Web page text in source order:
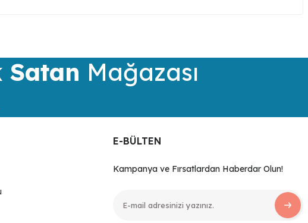
Mağazası
E-BÜLTEN
Kampanya ve Fırsatlardan Haberdar Olun!